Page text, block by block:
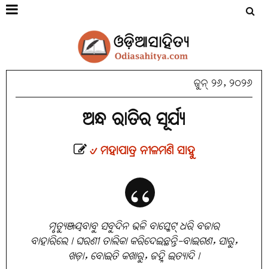
ଜୁନ୍ ୨୬, ୨୦୨୬
ଅନ୍ଧ ରାତିର ସୂର୍ଯ୍ୟ
୰ ମହାପାତ୍ର ନୀଳମଣି ସାହୁ
ମୃତ୍ୟୁଞ୍ଜୟବାବୁ ସବୁଦିନ ଭଳି ବାସ୍କେଟ୍ ଧରି ବଜାର
ବାହାରିଲେ। ଘରଣୀ ତାଲିକା କରିଦେଇଛନ୍ତି-ବାଇଗଣ, ସାରୁ,
ଖଡ଼ା, ବୋଇତି କଖାରୁ, ଜହ୍ନି ଇତ୍ୟାଦି।